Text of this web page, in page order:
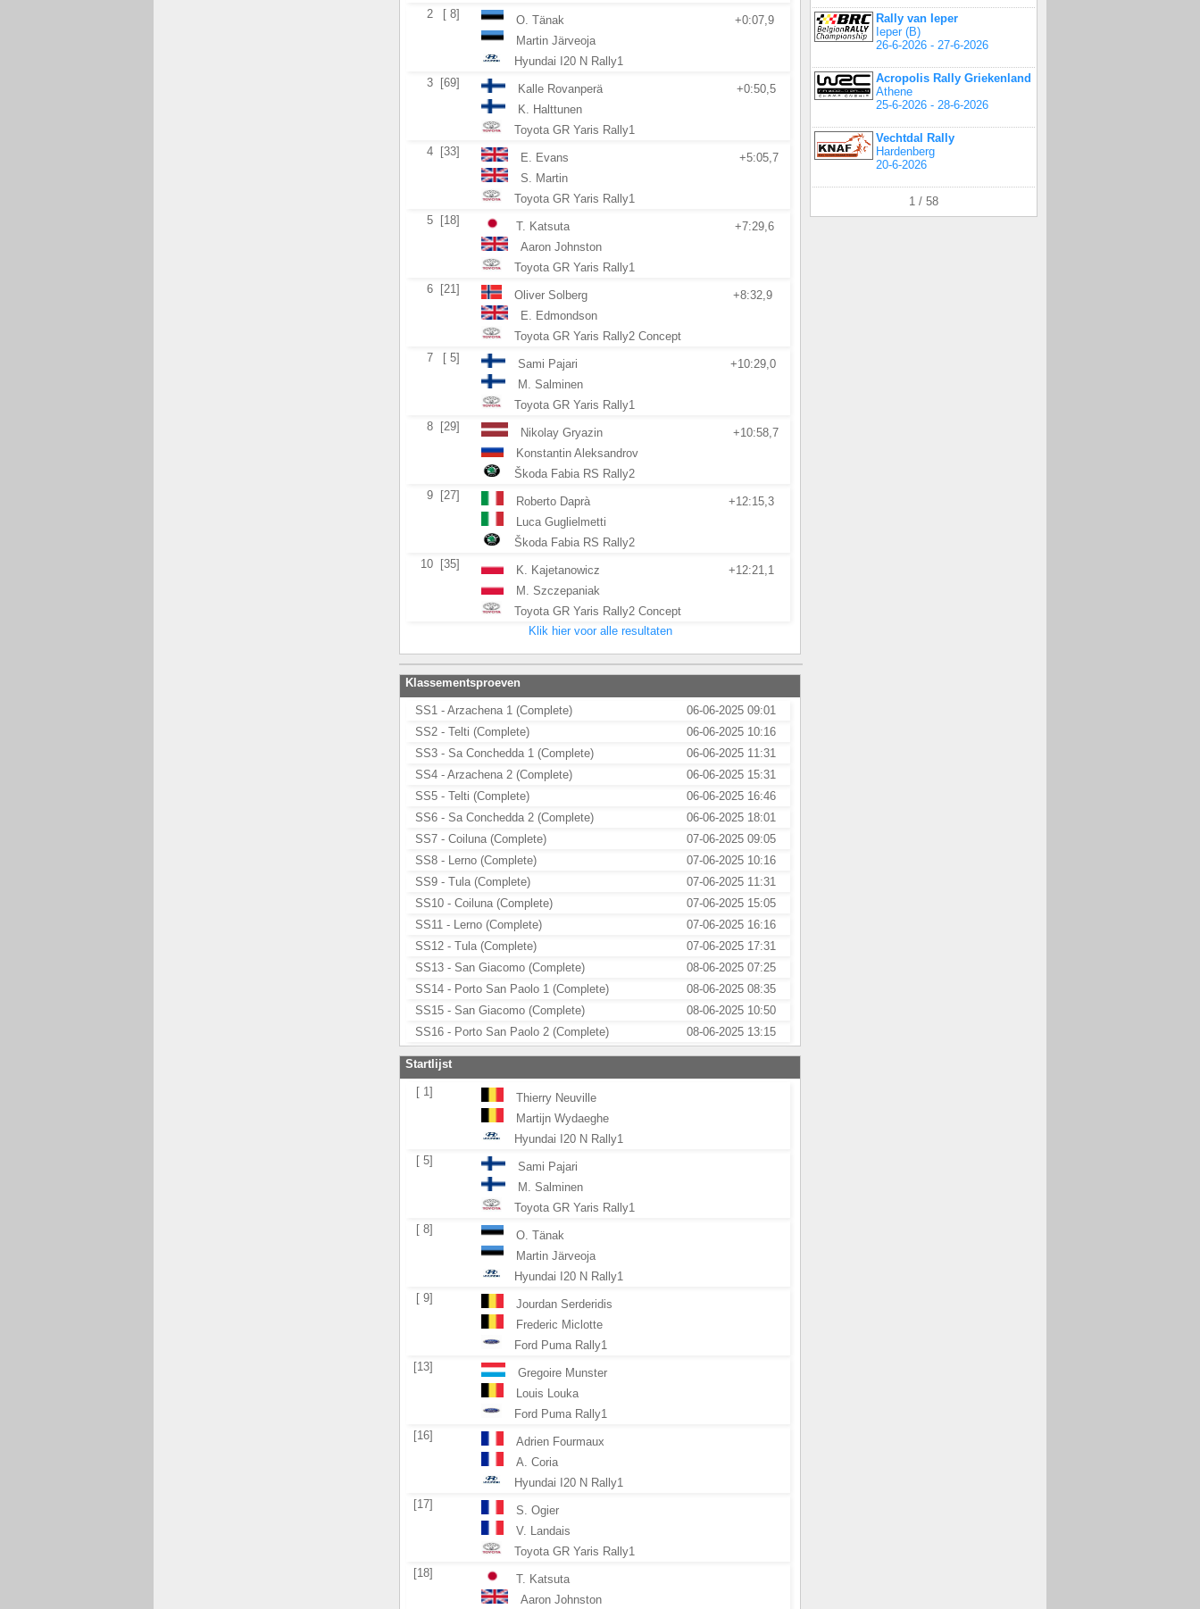
2
[ 8] O. Tänak
+0:07,9
Martin Järveoja
Hyundai I20 N Rally1
3
[69] Kalle Rovanperä
+0:50,5
K. Halttunen
Toyota GR Yaris Rally1
4
[33] E. Evans
+5:05,7
S. Martin
Toyota GR Yaris Rally1
5
[18] T. Katsuta
+7:29,6
Aaron Johnston
Toyota GR Yaris Rally1
6
[21] Oliver Solberg
+8:32,9
E. Edmondson
Toyota GR Yaris Rally2 Concept
7
[ 5] Sami Pajari
+10:29,0
M. Salminen
Toyota GR Yaris Rally1
8
[29] Nikolay Gryazin
+10:58,7
Konstantin Aleksandrov
Škoda Fabia RS Rally2
9
[27] Roberto Daprà
+12:15,3
Luca Guglielmetti
Škoda Fabia RS Rally2
10
[35] K. Kajetanowicz
+12:21,1
M. Szczepaniak
Toyota GR Yaris Rally2 Concept
Klik hier voor alle resultaten
Klassementsproeven
SS1 - Arzachena 1 (Complete)
06-06-2025 09:01
SS2 - Telti (Complete)
06-06-2025 10:16
SS3 - Sa Conchedda 1 (Complete)
06-06-2025 11:31
SS4 - Arzachena 2 (Complete)
06-06-2025 15:31
SS5 - Telti (Complete)
06-06-2025 16:46
SS6 - Sa Conchedda 2 (Complete)
06-06-2025 18:01
SS7 - Coiluna (Complete)
07-06-2025 09:05
SS8 - Lerno (Complete)
07-06-2025 10:16
SS9 - Tula (Complete)
07-06-2025 11:31
SS10 - Coiluna (Complete)
07-06-2025 15:05
SS11 - Lerno (Complete)
07-06-2025 16:16
SS12 - Tula (Complete)
07-06-2025 17:31
SS13 - San Giacomo (Complete)
08-06-2025 07:25
SS14 - Porto San Paolo 1 (Complete)
08-06-2025 08:35
SS15 - San Giacomo (Complete)
08-06-2025 10:50
SS16 - Porto San Paolo 2 (Complete)
08-06-2025 13:15
Startlijst
[ 1]
Thierry Neuville
Martijn Wydaeghe
Hyundai I20 N Rally1
[ 5]
Sami Pajari
M. Salminen
Toyota GR Yaris Rally1
[ 8]
O. Tänak
Martin Järveoja
Hyundai I20 N Rally1
[ 9]
Jourdan Serderidis
Frederic Miclotte
Ford Puma Rally1
[13]
Gregoire Munster
Louis Louka
Ford Puma Rally1
[16]
Adrien Fourmaux
A. Coria
Hyundai I20 N Rally1
[17]
S. Ogier
V. Landais
Toyota GR Yaris Rally1
[18]
T. Katsuta
Aaron Johnston
Rally van Ieper
Ieper (B)
26-6-2026 - 27-6-2026
Acropolis Rally Griekenland
Athene
25-6-2026 - 28-6-2026
Vechtdal Rally
Hardenberg
20-6-2026
1 / 58